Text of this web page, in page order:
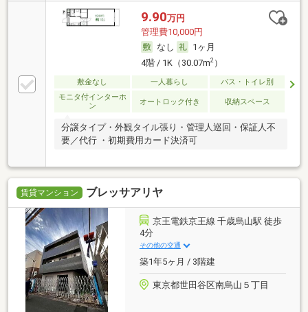
9.90万円
管理費10,000円
なし
1ヶ月
4階 / 1K（30.07m2）
敷金なし 一人暮らし
バス・トイレ別
モニタ付インターホ
ン
オートロック付き 収納スペース
分譲タイプ・外観タイル張り・管理人巡回・保証人不
要／代行 ・初期費用カード決済可
賃貸マンション ブレッサアリヤ
京王電鉄京王線 千歳烏山駅 徒歩
4分
その他の交通
築1年5ヶ月 / 3階建
東京都世田谷区南烏山５丁目